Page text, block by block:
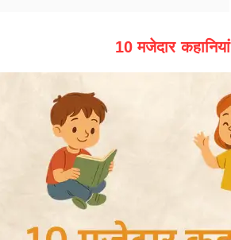
10 मजेदार कहानियां